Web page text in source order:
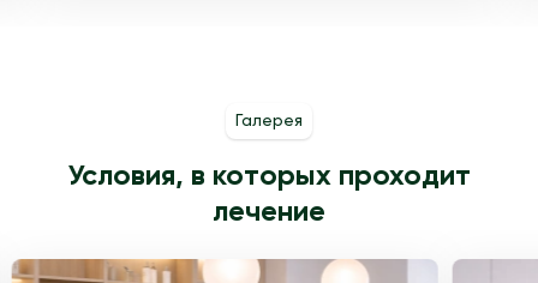
Галерея
Условия, в которых проходит
лечение